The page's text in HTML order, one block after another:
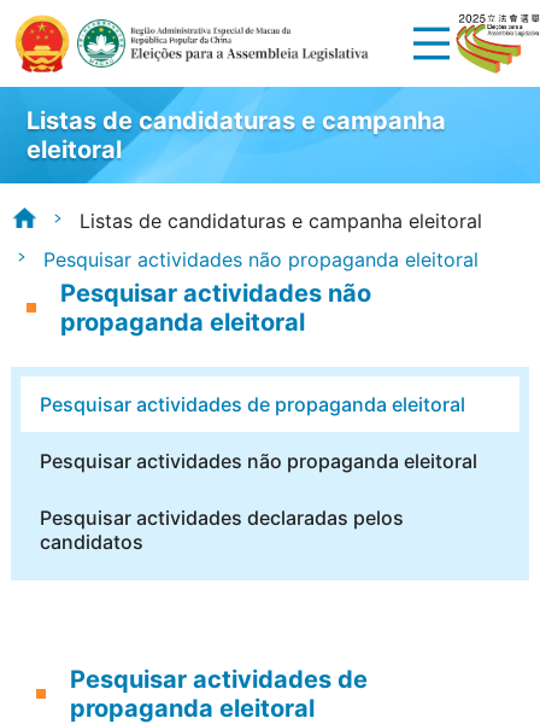
Listas de candidaturas e campanha
eleitoral
Listas de candidaturas e campanha eleitoral
Pesquisar actividades não propaganda eleitoral
Pesquisar actividades não
propaganda eleitoral
Pesquisar actividades de propaganda eleitoral
Pesquisar actividades não propaganda eleitoral
Pesquisar actividades declaradas pelos
candidatos
Pesquisar actividades de
propaganda eleitoral